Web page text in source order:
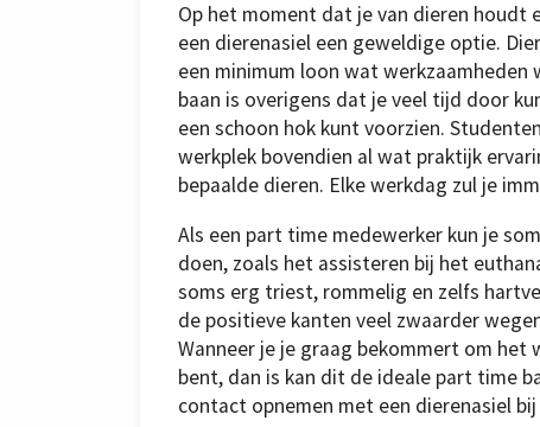
Op het moment dat je van dieren houdt
een dierenasiel een geweldige optie.
een minimum loon wat werkzaamheden
baan is overigens dat je veel tijd door
een schoon hok kunt voorzien.
werkplek bovendien al wat praktijk
bepaalde dieren. Elke werkdag zul je
Als een part time medewerker kun je
doen, zoals het assisteren bij het
soms erg triest, rommelig en zelfs
de positieve kanten veel zwaarder
Wanneer je je graag bekommert om het
bent, dan is kan dit de ideale part time
contact opnemen met een dierenasiel